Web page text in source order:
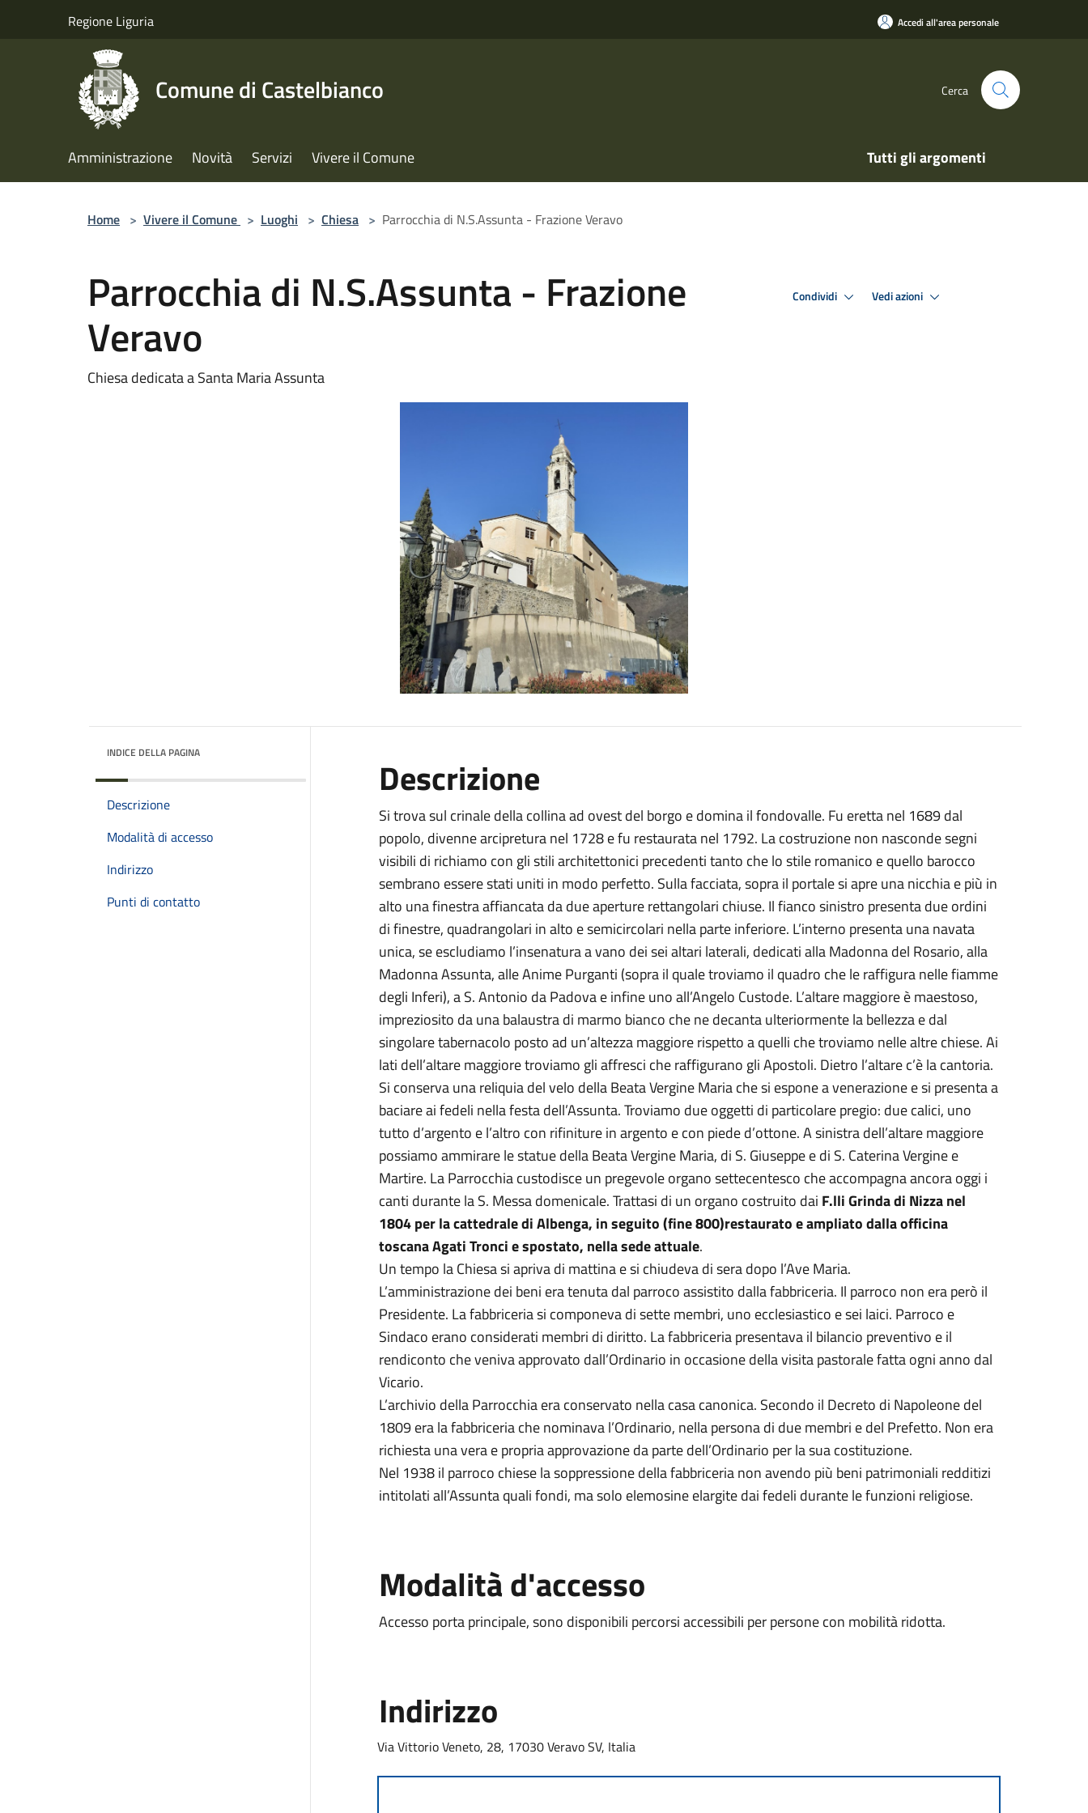
Regione Liguria Accedi all'area personale
Comune di Castelbianco Cerca
Amministrazione Novità Servizi Vivere il Comune Tutti gli argomenti
Home > Vivere il Comune > Luoghi > Chiesa > Parrocchia di N.S.Assunta - Frazione Veravo
Parrocchia di N.S.Assunta - Frazione
Veravo
Chiesa dedicata a Santa Maria Assunta
Condividi Vedi azioni
INDICE DELLA PAGINA
Descrizione
Modalità di accesso
Indirizzo
Punti di contatto
Descrizione
Si trova sul crinale della collina ad ovest del borgo e domina il fondovalle. Fu eretta nel 1689 dal
popolo, divenne arcipretura nel 1728 e fu restaurata nel 1792. La costruzione non nasconde segni
visibili di richiamo con gli stili architettonici precedenti tanto che lo stile romanico e quello barocco
sembrano essere stati uniti in modo perfetto. Sulla facciata, sopra il portale si apre una nicchia e più in
alto una finestra affiancata da due aperture rettangolari chiuse. Il fianco sinistro presenta due ordini
di finestre, quadrangolari in alto e semicircolari nella parte inferiore. L’interno presenta una navata
unica, se escludiamo l’insenatura a vano dei sei altari laterali, dedicati alla Madonna del Rosario, alla
Madonna Assunta, alle Anime Purganti (sopra il quale troviamo il quadro che le raffigura nelle fiamme
degli Inferi), a S. Antonio da Padova e infine uno all’Angelo Custode. L’altare maggiore è maestoso,
impreziosito da una balaustra di marmo bianco che ne decanta ulteriormente la bellezza e dal
singolare tabernacolo posto ad un’altezza maggiore rispetto a quelli che troviamo nelle altre chiese. Ai
lati dell’altare maggiore troviamo gli affresci che raffigurano gli Apostoli. Dietro l’altare c’è la cantoria.
Si conserva una reliquia del velo della Beata Vergine Maria che si espone a venerazione e si presenta a
baciare ai fedeli nella festa dell’Assunta. Troviamo due oggetti di particolare pregio: due calici, uno
tutto d’argento e l’altro con rifiniture in argento e con piede d’ottone. A sinistra dell’altare maggiore
possiamo ammirare le statue della Beata Vergine Maria, di S. Giuseppe e di S. Caterina Vergine e
Martire. La Parrocchia custodisce un pregevole organo settecentesco che accompagna ancora oggi i
canti durante la S. Messa domenicale. Trattasi di un organo costruito dai F.lli Grinda di Nizza nel
1804 per la cattedrale di Albenga, in seguito (fine 800)restaurato e ampliato dalla officina
toscana Agati Tronci e spostato, nella sede attuale.
Un tempo la Chiesa si apriva di mattina e si chiudeva di sera dopo l’Ave Maria.
L’amministrazione dei beni era tenuta dal parroco assistito dalla fabbriceria. Il parroco non era però il
Presidente. La fabbriceria si componeva di sette membri, uno ecclesiastico e sei laici. Parroco e
Sindaco erano considerati membri di diritto. La fabbriceria presentava il bilancio preventivo e il
rendiconto che veniva approvato dall’Ordinario in occasione della visita pastorale fatta ogni anno dal
Vicario.
L’archivio della Parrocchia era conservato nella casa canonica. Secondo il Decreto di Napoleone del
1809 era la fabbriceria che nominava l’Ordinario, nella persona di due membri e del Prefetto. Non era
richiesta una vera e propria approvazione da parte dell’Ordinario per la sua costituzione.
Nel 1938 il parroco chiese la soppressione della fabbriceria non avendo più beni patrimoniali redditizi
intitolati all’Assunta quali fondi, ma solo elemosine elargite dai fedeli durante le funzioni religiose.
Modalità d'accesso
Accesso porta principale, sono disponibili percorsi accessibili per persone con mobilità ridotta.
Indirizzo
Via Vittorio Veneto, 28, 17030 Veravo SV, Italia